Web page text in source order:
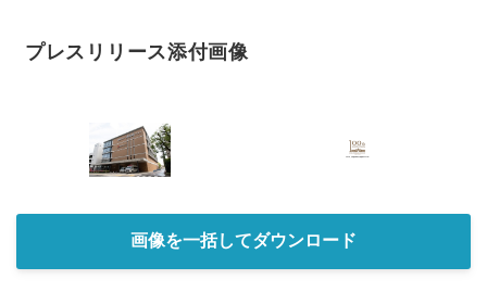
プレスリリース添付画像
画像を一括してダウンロード